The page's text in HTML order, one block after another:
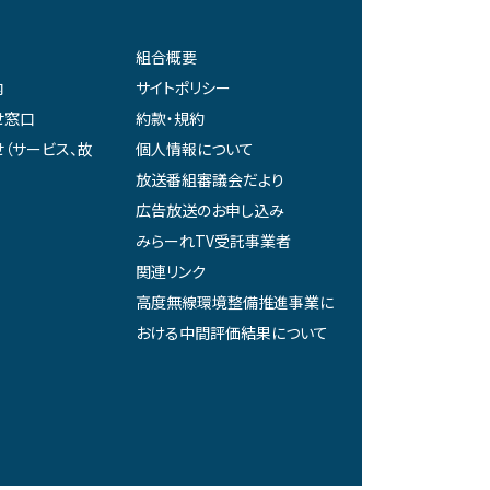
窓口
サービス、故
組合概要
サイトポリシー
約款・規約
個人情報について
放送番組審議会だより
広告放送のお申し込み
みらーれTV受託事業者
関連リンク
高度無線環境整備推進事業に
おける中間評価結果について